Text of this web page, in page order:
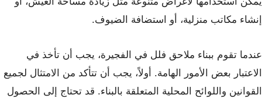
إنشاء مكاتب منزلية، أو استضافة الضيوف.
عندما تقوم ببناء ملاحق فلل في الفجيرة، يجب أن تأخذ في
الاعتبار بعض الأمور الهامة. أولاً، يجب أن تتأكد من الامتثال لجميع
القوانين واللوائح المحلية المتعلقة بالبناء. قد تحتاج إلى الحصول